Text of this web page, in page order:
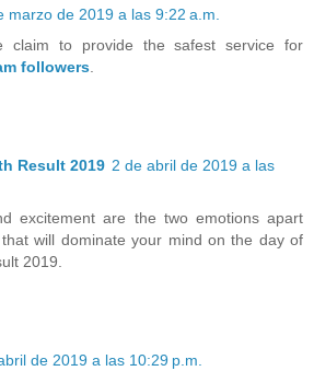
marzo de 2019 a las 9:22 a.m.
claim to provide the safest service for
followers.
Result 2019 2 de abril de 2019 a las
excitement are the two emotions apart
will dominate your mind on the day of
2019.
de 2019 a las 10:29 p.m.